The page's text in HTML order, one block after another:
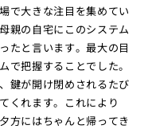
で大きな注目を集めてい
親の自宅にこのシステム
たと言います。最大の目
で把握することでした。
鍵が開け閉めされるたび
くれます。これにより
方にはちゃんと帰ってき